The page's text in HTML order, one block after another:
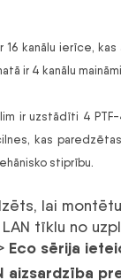
16 kanālu ierīce, kas
ir 4 kanālu
ir uzstādīti 4
kas
stiprību.
lai
tīklu no
Eco sērija